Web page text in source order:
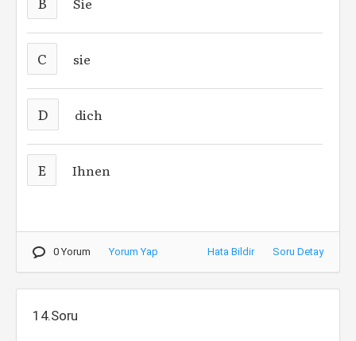
C sie
D dich
E Ihnen
0 Yorum Yorum Yap Hata Bildir Soru Detay
14.Soru